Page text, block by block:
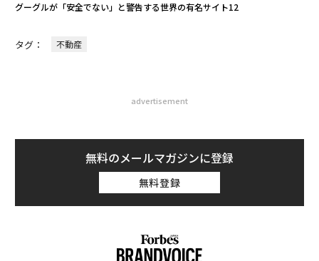
グーグルが「安全でない」と警告する世界の有名サイト12
タグ： 不動産
advertisement
無料のメールマガジンに登録
無料登録